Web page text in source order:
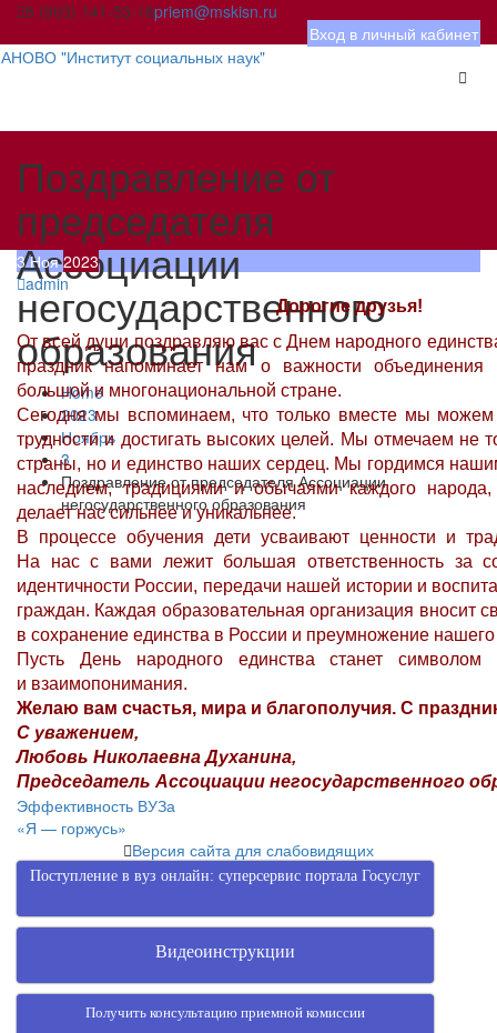
Skip
content
8 (903) 141-53-18priem@mskisn.ru
Вход в личный кабинет
АНОВО "Институт социальных наук"
Поздравление от
председателя
Ассоциации
негосударственного
образования
Home
2023
Ноябрь
3
Поздравление от председателя Ассоциации
негосударственного образования
3Ноя2023
admin
Дорогие друзья!
От всей души поздравляю вас с Днем народного
праздник напоминает нам о важности
большой и многонациональной стране.
Сегодня мы вспоминаем, что только вместе мы
трудности и достигать высоких целей. Мы отмечаем не
страны, но и единство наших сердец. Мы гордимся
наследием, традициями и обычаями каждого
делает нас сильнее и уникальнее.
В процессе обучения дети усваивают ценности и
На нас с вами лежит большая ответственность за
идентичности России, передачи нашей истории и
граждан. Каждая образовательная организация вносит
в сохранение единства в России и преумножение
Пусть День народного единства станет символом
и взаимопонимания.
Желаю вам счастья, мира и благополучия. С
С уважением,
Любовь Николаевна Духанина,
Председатель Ассоциации негосударственного
Навигация
по
записям
Эффективность ВУЗа
«Я — горжусь»
Версия сайта для слабовидящих
Поступление в вуз онлайн: суперсервис портала Госуслуг
Видеоинструкции
Получить консультацию приемной комиссии